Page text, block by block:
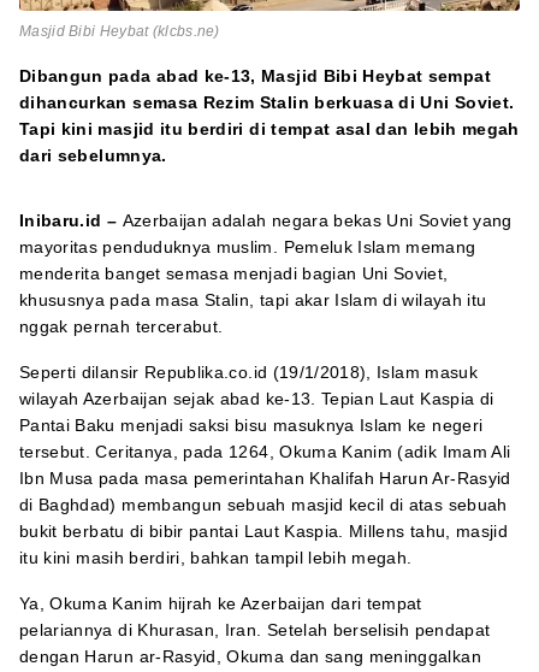
Masjid Bibi Heybat (klcbs.ne)
Dibangun pada abad ke-13, Masjid Bibi Heybat sempat
dihancurkan semasa Rezim Stalin berkuasa di Uni Soviet.
Tapi kini masjid itu berdiri di tempat asal dan lebih megah
dari sebelumnya.
Inibaru.id – Azerbaijan adalah negara bekas Uni Soviet yang
mayoritas penduduknya muslim. Pemeluk Islam memang
menderita banget semasa menjadi bagian Uni Soviet,
khususnya pada masa Stalin, tapi akar Islam di wilayah itu
nggak pernah tercerabut.
Seperti dilansir Republika.co.id (19/1/2018), Islam masuk
wilayah Azerbaijan sejak abad ke-13. Tepian Laut Kaspia di
Pantai Baku menjadi saksi bisu masuknya Islam ke negeri
tersebut. Ceritanya, pada 1264, Okuma Kanim (adik Imam Ali
Ibn Musa pada masa pemerintahan Khalifah Harun Ar-Rasyid
di Baghdad) membangun sebuah masjid kecil di atas sebuah
bukit berbatu di bibir pantai Laut Kaspia. Millens tahu, masjid
itu kini masih berdiri, bahkan tampil lebih megah.
Ya, Okuma Kanim hijrah ke Azerbaijan dari tempat
pelariannya di Khurasan, Iran. Setelah berselisih pendapat
dengan Harun ar-Rasyid, Okuma dan sang meninggalkan